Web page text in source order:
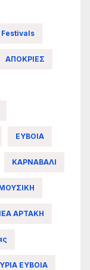
ΑΠΟΚΡΙΕΣ
ΕΥΒΟΙΑ
ΚΑΡΝΑΒΑΛΙ
ΑΡΤΑΚΗ
ΕΥΒΟΙΑ